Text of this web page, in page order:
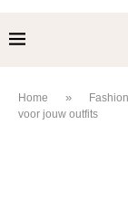
Home » Fashion
voor jouw outfits